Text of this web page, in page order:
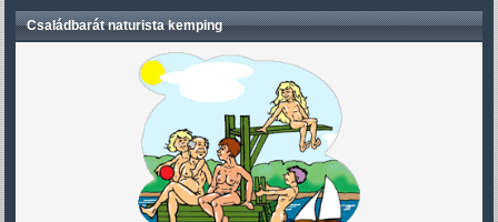
Családbarát naturista kemping